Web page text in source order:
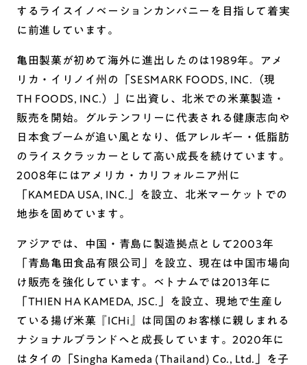
するライスイノベーションカンパニーを目指して着実
に前進しています。
亀田製菓が初めて海外に進出したのは1989年。アメ
リカ・イリノイ州の「SESMARK FOODS, INC.（現
TH FOODS, INC.）」に出資し、北米での米菓製造・
販売を開始。グルテンフリーに代表される健康志向や
日本食ブームが追い風となり、低アレルギー・低脂肪
のライスクラッカーとして高い成長を続けています。
2008年にはアメリカ・カリフォルニア州に
「KAMEDA USA, INC.」を設立、北米マーケットでの
地歩を固めています。
アジアでは、中国・青島に製造拠点として2003年
「青島亀田食品有限公司」を設立、現在は中国市場向
け販売を強化しています。ベトナムでは2013年に
「THIEN HA KAMEDA, JSC.」を設立、現地で生産し
ている揚げ米菓『ICHi』は同国のお客様に親しまれる
ナショナルブランドへと成長しています。2020年に
はタイの「Singha Kameda (Thailand) Co., Ltd.」を子